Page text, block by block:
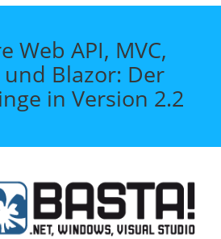
Schulungen
Web API, MVC,
und Blazor: Der
in Version 2.2